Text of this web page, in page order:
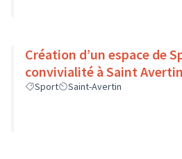
Création d’un espace de
convivialité à Saint Avertin
Sport Saint-Avertin